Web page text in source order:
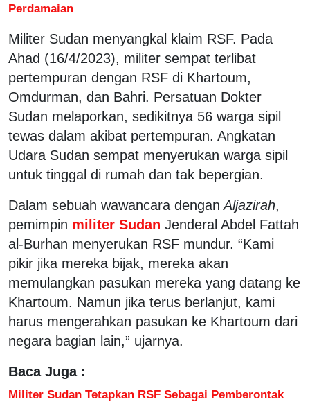
Perdamaian
Militer Sudan menyangkal klaim RSF. Pada
Ahad (16/4/2023), militer sempat terlibat
pertempuran dengan RSF di Khartoum,
Omdurman, dan Bahri. Persatuan Dokter
Sudan melaporkan, sedikitnya 56 warga sipil
tewas dalam akibat pertempuran. Angkatan
Udara Sudan sempat menyerukan warga sipil
untuk tinggal di rumah dan tak bepergian.
Dalam sebuah wawancara dengan Aljazirah,
pemimpin militer Sudan Jenderal Abdel Fattah
al-Burhan menyerukan RSF mundur. “Kami
pikir jika mereka bijak, mereka akan
memulangkan pasukan mereka yang datang ke
Khartoum. Namun jika terus berlanjut, kami
harus mengerahkan pasukan ke Khartoum dari
negara bagian lain,” ujarnya.
Baca Juga :
Militer Sudan Tetapkan RSF Sebagai Pemberontak